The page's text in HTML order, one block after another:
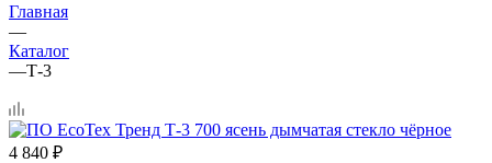
Главная
—
Каталог
—Т-3
4 840 ₽